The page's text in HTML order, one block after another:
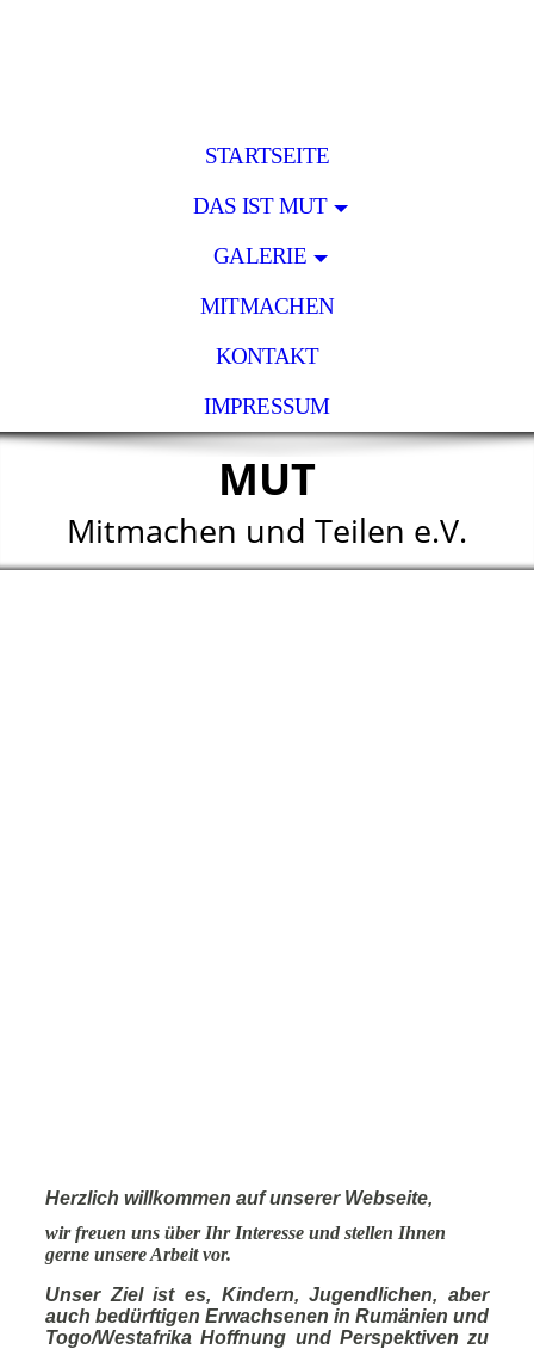
STARTSEITE
DAS IST MUT
GALERIE
MITMACHEN
KONTAKT
IMPRESSUM
MUT
Mitmachen und Teilen e.V.
Herzlich willkommen auf unserer Webseite,
wir freuen uns über Ihr Interesse und stellen Ihnen
gerne unsere Arbeit vor.
Unser Ziel ist es, Kindern, Jugendlichen, aber
auch bedürftigen Erwachsenen in Rumänien und
Togo/Westafrika Hoffnung und Perspektiven zu